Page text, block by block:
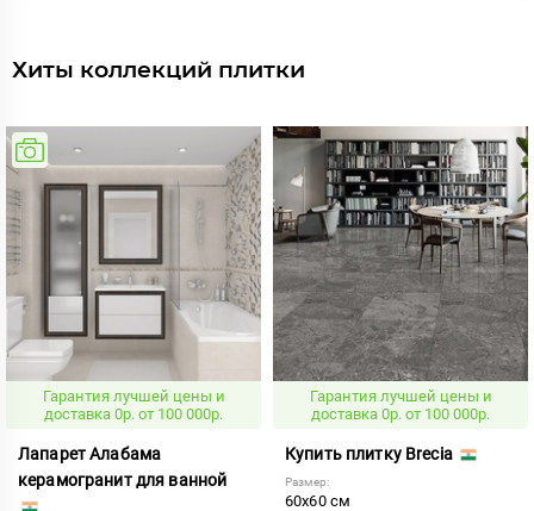
Хиты коллекций плитки
Гарантия лучшей цены и
доставка 0р. от 100 000р.
Лапарет Алабама
керамогранит для ванной
Гарантия лучшей цены и
доставка 0р. от 100 000р.
Купить плитку Brecia
Размер:
60x60 см